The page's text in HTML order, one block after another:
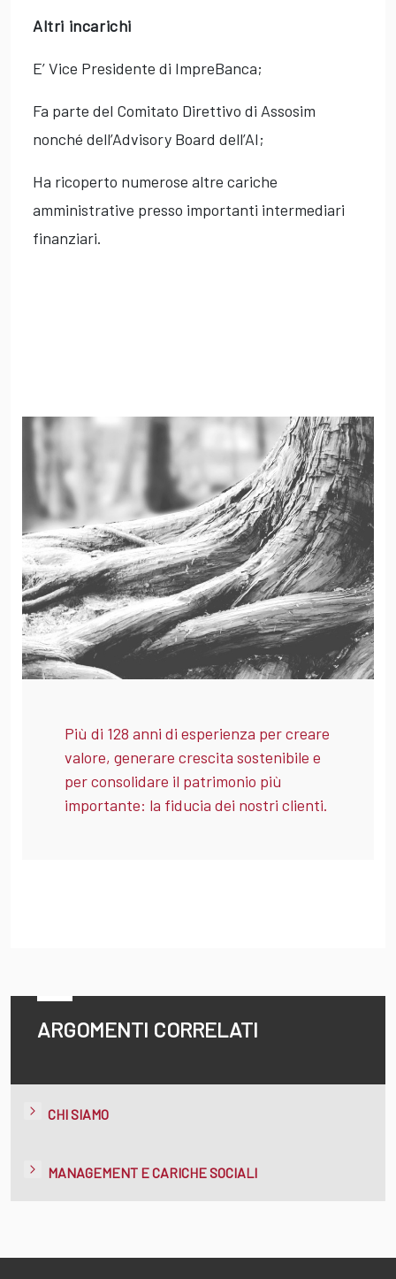
Altri incarichi
E’ Vice Presidente di ImpreBanca;
Fa parte del Comitato Direttivo di Assosim
nonché dell’Advisory Board dell’AI;
Ha ricoperto numerose altre cariche
amministrative presso importanti intermediari
finanziari.
Più di 128 anni di esperienza per creare
valore, generare crescita sostenibile e
per consolidare il patrimonio più
importante: la fiducia dei nostri clienti.
ARGOMENTI CORRELATI
CHI SIAMO
MANAGEMENT E CARICHE SOCIALI